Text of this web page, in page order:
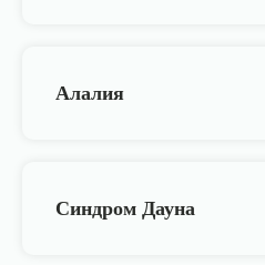
Алалия
Синдром Дауна